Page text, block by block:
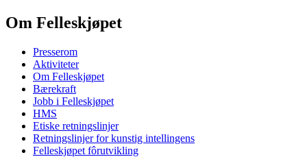
Om Felleskjøpet
Presserom
Aktiviteter
Om Felleskjøpet
Bærekraft
Jobb i Felleskjøpet
HMS
Etiske retningslinjer
Retningslinjer for kunstig intellingens
Felleskjøpet fôrutvikling